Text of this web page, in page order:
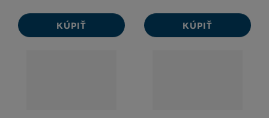
KÚPIŤ KÚPIŤ